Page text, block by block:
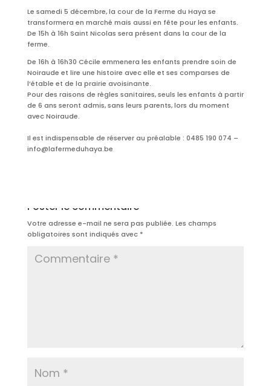
Le samedi 5 décembre, la cour de la Ferme du Haya se
transformera en marché mais aussi en fête pour les enfants.
De 15h à 16h Saint Nicolas sera présent dans la cour de la
ferme.
De 16h à 16h30 Cécile emmenera les enfants prendre soin de
Noiraude et lire une histoire avec elle et ses comparses de
l’étable et de la prairie avoisinante.
Pour des raisons de règles sanitaires, seuls les enfants à partir
de 6 ans seront admis, sans leurs parents, lors du moment
avec Noiraude.
Il est indispensable de réserver au préalable : 0485 190 074 –
info@lafermeduhaya.be
Poster le commentaire
Votre adresse e-mail ne sera pas publiée. Les champs
obligatoires sont indiqués avec *